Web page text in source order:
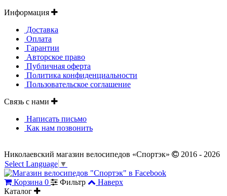
Информация
Доставка
Оплата
Гарантии
Авторское право
Публичная оферта
Политика конфиденциальности
Пользовательское соглашение
Связь с нами
Написать письмо
Как нам позвонить
Николаевский магазин велосипедов «Спортэк»
2016 - 2026
Select Language ▼
Корзина 0 Фильтр
Наверх
Каталог